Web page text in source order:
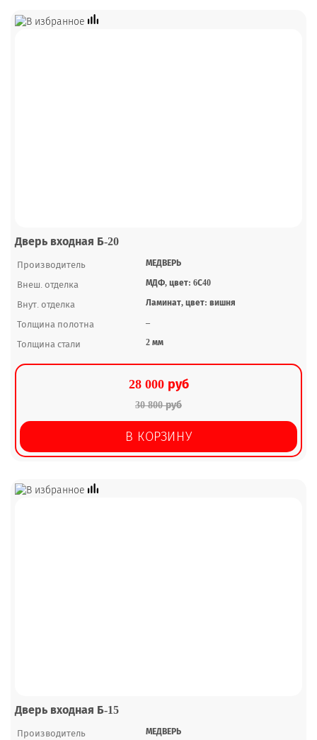
Дверь входная Б-20
Производитель МЕДВЕРЬ
Внеш. отделка МДФ, цвет: 6С40
Внут. отделка Ламинат, цвет: вишня
Толщина полотна –
Толщина стали 2 мм
28 000 руб
30 800 руб
В КОРЗИНУ
Дверь входная Б-15
Производитель МЕДВЕРЬ